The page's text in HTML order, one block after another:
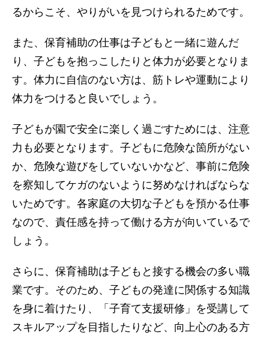
るからこそ、やりがいを見つけられるためです。
また、保育補助の仕事は子どもと一緒に遊んだ
り、子どもを抱っこしたりと体力が必要となりま
す。体力に自信のない方は、筋トレや運動により
体力をつけると良いでしょう。
子どもが園で安全に楽しく過ごすためには、注意
力も必要となります。子どもに危険な箇所がない
か、危険な遊びをしていないかなど、事前に危険
を察知してケガのないように努めなければならな
いためです。各家庭の大切な子どもを預かる仕事
なので、責任感を持って働ける方が向いているで
しょう。
さらに、保育補助は子どもと接する機会の多い職
業です。そのため、子どもの発達に関係する知識
を身に着けたり、「子育て支援研修」を受講して
スキルアップを目指したりなど、向上心のある方